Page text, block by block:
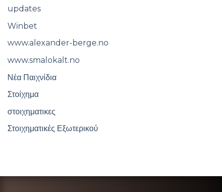
updates
Winbet
www.alexander-berge.no
www.smalokalt.no
Νέα Παιχνίδια
Στοίχημα
στοιχηματικες
Στοιχηματικές Εξωτερικού